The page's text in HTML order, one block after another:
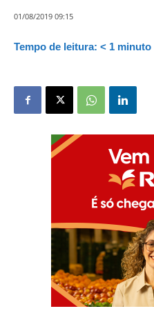
01/08/2019 09:15
Tempo de leitura: < 1 minuto